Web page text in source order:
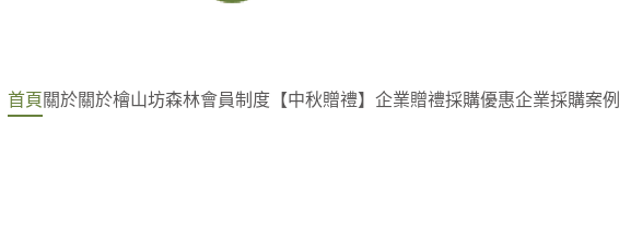
首頁 關於關於檜山坊森林會員制度 【中秋贈禮】企業贈禮採購優惠企業採購案例